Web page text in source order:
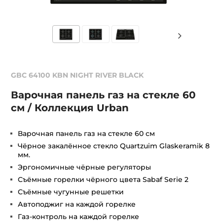
GBC 64100 KBN NIGHT RIVER BLACK
Варочная панель газ на стекле 60
см / Коллекция Urban
Варочная панель газ на стекле 60 см
Чёрное закалённое стекло Quartzuim Glaskeramik 8
мм.
Эргономичные чёрные регуляторы
Съёмные горелки чёрного цвета Sabaf Serie 2
Съёмные чугунные решетки
Автоподжиг на каждой горелке
Газ-контроль на каждой горелке